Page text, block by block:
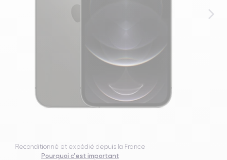
Reconditionné et expédié depuis la France
Pourquoi c'est important